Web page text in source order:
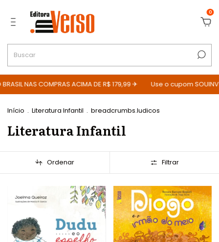
0
NAS COMPRAS ACIMA DE R$ 179,99 ✈ Use o cupom
Início . Literatura Infantil . breadcrumbs.ludicos
Literatura Infantil
Ordenar Filtrar